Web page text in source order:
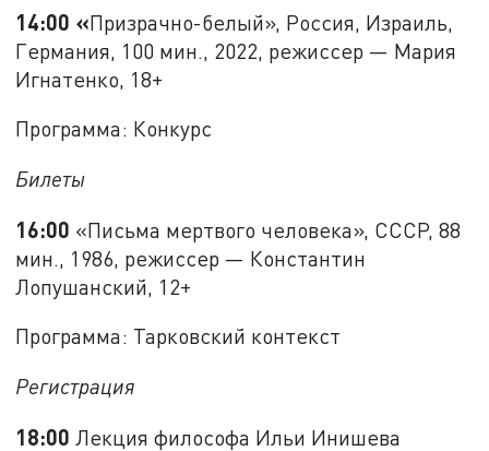
14:00 «Призрачно-белый», Россия, Израиль,
Германия, 100 мин., 2022, режиссер — Мария
Игнатенко, 18+
Программа: Конкурс
Билеты
16:00 «Письма мертвого человека», СССР, 88
мин., 1986, режиссер — Константин
Лопушанский, 12+
Программа: Тарковский контекст
Регистрация
18:00 Лекция философа Ильи Инишева